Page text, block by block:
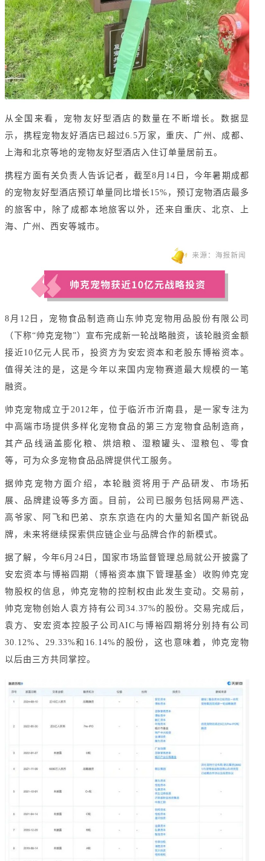
从全国来看，宠物友好型酒店的数量在不断增长。数据显
示，携程宠物友好酒店已超过6.5万家，重庆、广州、成都、
上海和北京等地的宠物友好型酒店入住订单量居前五。
携程方面有关负责人告诉记者，截至8月14日，今年暑期成都
的宠物友好型酒店预订单量同比增长15%，预订宠物酒店最多
的旅客中，除了成都本地旅客以外，还来自重庆、北京、上
海、广州、西安等城市。
8月12日，宠物食品制造商山东帅克宠物用品股份有限公司
（下称“帅克宠物”）宣布完成新一轮战略融资，该轮融资金额
接近10亿元人民币，投资方为安宏资本和老股东博裕资本。
值得关注的是，这是今年以来国内宠物赛道最大规模的一笔
融资。
帅克宠物成立于2012年，位于临沂市沂南县，是一家专注为
中高端市场提供多样化宠物食品的第三方宠物食品制造商，
其产品线涵盖膨化粮、烘焙粮、湿粮罐头、湿粮包、零食
等，可为众多宠物食品品牌提供代工服务。
据帅克宠物方面介绍，本轮融资将用于产品研发、市场拓
展、品牌建设等多方面。目前，公司已服务包括网易严选、
高爷家、阿飞和巴弟、京东京造在内的大量知名国产新锐品
牌，未来将继续探索供应链企业与品牌合作的新模式。
据了解，今年6月24日，国家市场监督管理总局就公开披露了
安宏资本与博裕四期（博裕资本旗下管理基金）收购帅克宠
物股权的信息，帅克宠物的控制权由此发生变动。交易前，
帅克宠物创始人袁方持有公司34.37%的股份。交易完成后，
袁方、安宏资本控股子公司AIC与博裕四期将分别持有公司
30.12%、29.33%和16.14%的股份，这也意味着，帅克宠物
以后由三方共同掌控。